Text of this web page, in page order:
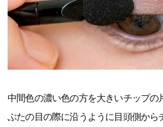
中間色の濃い色の方を大きいチップの
ぶたの目の際に沿うように目頭側から